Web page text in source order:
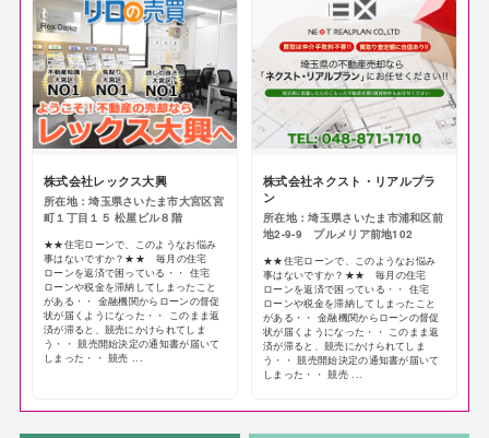
株式会社レックス大興
所在地：埼玉県さいたま市大宮区宮
町１丁目１５ 松屋ビル８階
★★住宅ローンで、このようなお悩み
事はないですか？★★ 毎月の住宅
ローンを返済で困っている・・ 住宅
ローンや税金を滞納してしまったこと
がある・・ 金融機関からローンの督促
状が届くようになった・・ このまま返
済が滞ると、競売にかけられてしま
う・・ 競売開始決定の通知書が届いて
しまった・・ 競売 ...
株式会社ネクスト・リアルプラ
ン
所在地：埼玉県さいたま市浦和区前
地2-9-9 プルメリア前地102
★★住宅ローンで、このようなお悩み
事はないですか？★★ 毎月の住宅
ローンを返済で困っている・・ 住宅
ローンや税金を滞納してしまったこと
がある・・ 金融機関からローンの督促
状が届くようになった・・ このまま返
済が滞ると、競売にかけられてしま
う・・ 競売開始決定の通知書が届いて
しまった・・ 競売 ...